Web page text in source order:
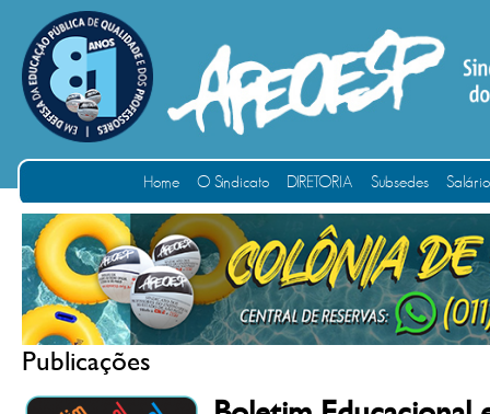
Home O Sindicato DIRETORIA Subsedes
Publicações